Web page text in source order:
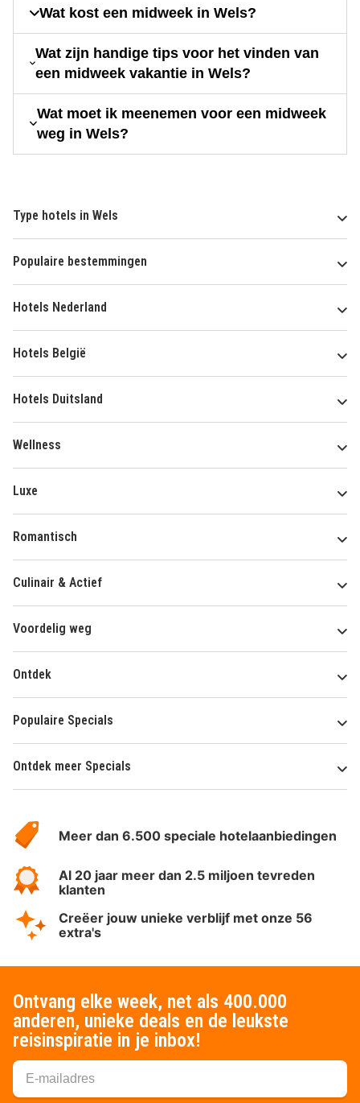
Wat kost een midweek in Wels?
Wat zijn handige tips voor het vinden van
een midweek vakantie in Wels?
Wat moet ik meenemen voor een midweek
weg in Wels?
Type hotels in Wels
Populaire bestemmingen
Hotels Nederland
Hotels België
Hotels Duitsland
Wellness
Luxe
Romantisch
Culinair & Actief
Voordelig weg
Ontdek
Populaire Specials
Ontdek meer Specials
HotelSpecials
Meer dan 6.500 speciale hotelaanbiedingen
Al 20 jaar meer dan 2.5 miljoen tevreden
klanten
Creëer jouw unieke verblijf met onze 56
extra's
Ontvang elke week, net als 400.000
anderen, unieke deals en de leukste
reisinspiratie in je inbox!